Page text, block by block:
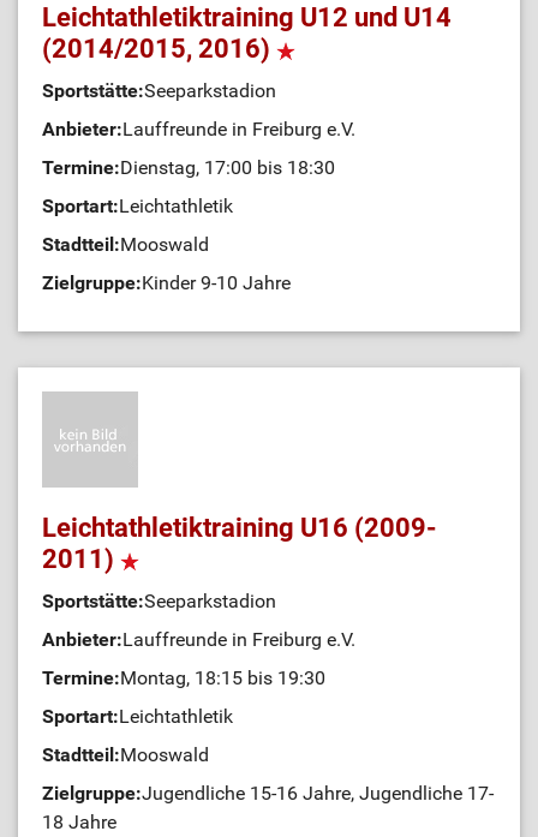
Leichtathletiktraining U12 und U14
(2014/2015, 2016)
Sportstätte:Seeparkstadion
Anbieter:Lauffreunde in Freiburg e.V.
Termine:Dienstag, 17:00 bis 18:30
Sportart:Leichtathletik
Stadtteil:Mooswald
Zielgruppe:Kinder 9-10 Jahre
Leichtathletiktraining U16 (2009-
2011)
Sportstätte:Seeparkstadion
Anbieter:Lauffreunde in Freiburg e.V.
Termine:Montag, 18:15 bis 19:30
Sportart:Leichtathletik
Stadtteil:Mooswald
Zielgruppe:Jugendliche 15-16 Jahre, Jugendliche 17-
18 Jahre